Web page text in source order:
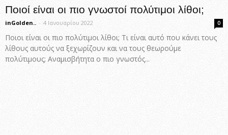
Ποιοί είναι οι πιο γνωστοί πολύτιμοι λίθοι;
inGolden.. - 4 Ιανουαρίου 2022 0
Ποιοι είναι οι πιο πολύτιμοι λίθοι; Τι είναι αυτό που κάνει τους
λίθους αυτούς να ξεχωρίζουν και να τους θεωρούμε
πολύτιμους; Αναμισβήτητα ο πιο γνωστός...